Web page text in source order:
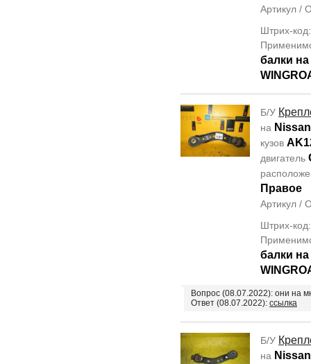
Артикул /
Штрих-
балки
Б/У
на
кузов
двигатель
Правое
Артикул /
Штрих-
балки
Вопрос (08.07.2022): они на
Ответ (08.07.2022): ссылка
Б/У
на